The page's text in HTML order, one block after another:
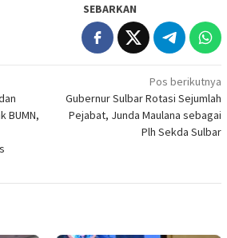
SEBARKAN
BUMN,
Pos berikutnya
Gubernur Sulbar Rotasi Sejumlah
Pejabat, Junda Maulana sebagai
Plh Sekda Sulbar